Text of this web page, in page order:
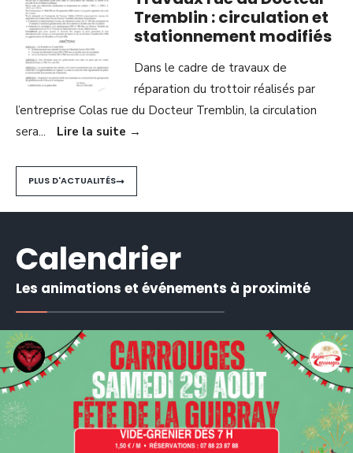
Tremblin : circulation et
stationnement modifiés
Dans le cadre de travaux de
réparation du trottoir réalisés par
l’entreprise Colas rue du Docteur Tremblin, la circulation
sera... Lire la suite →
PLUS D'ACTUALITÉS
Calendrier
Les animations et événements à proximité